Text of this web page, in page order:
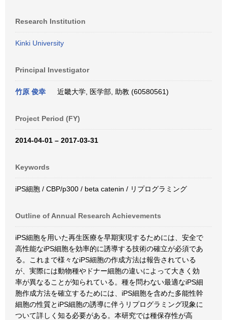
Research Institution
Kinki University
Principal Investigator
竹原 俊幸 近畿大学, 医学部, 助教 (60580561)
Project Period (FY)
2014-04-01 – 2017-03-31
Keywords
iPS細胞 / CBP/p300 / beta catenin / リプログラミング
Outline of Annual Research Achievements
iPS細胞を用いた再生医療を早期実現するためには、安全で
高性能なiPS細胞を効率的に誘導する技術の確立が必須であ
る。これまで様々なiPS細胞の作成方法は報告されている
が、実際には動物種やドナー細胞の違いによって大きく効
率が異なることが知られている。種を問わない最適なiPS細
胞作成方法を確立するためには、iPS細胞を含めた多能性幹
細胞の性質とiPS細胞の誘導に伴うリプログラミング現象に
ついて詳しく知る必要がある。本研究では種保存性が高